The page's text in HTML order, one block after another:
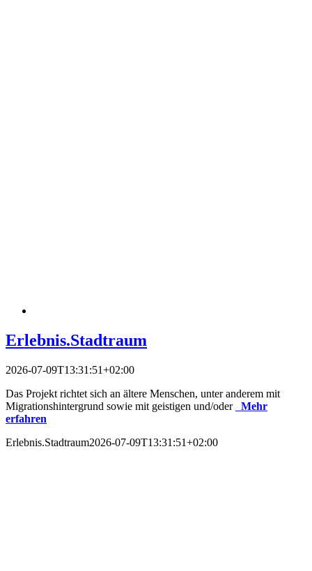
Erlebnis.Stadtraum
2026-07-09T13:31:51+02:00
Das Projekt richtet sich an ältere Menschen, unter anderem mit
Migrationshintergrund sowie mit geistigen und/oder
Mehr
erfahren
Erlebnis.Stadtraum2026-07-09T13:31:51+02:00